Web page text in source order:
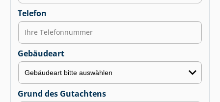
Telefon
Gebäudeart
Grund des Gutachtens